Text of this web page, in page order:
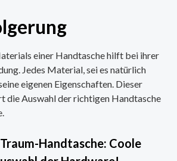
einer Handtasche hilft bei ihrer
Jedes Material, sei es natürlich
eigenen Eigenschaften. Dieser
die Auswahl der richtigen Handtasche
Handtasche: Coole